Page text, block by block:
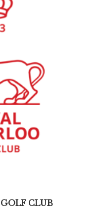
CLUB